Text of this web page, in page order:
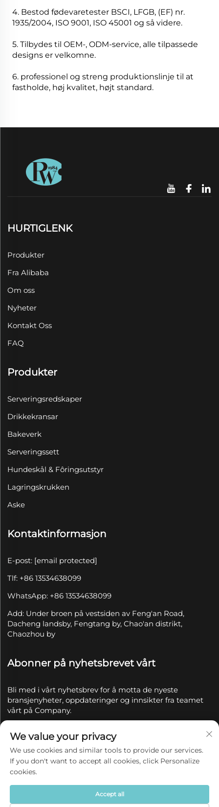
4. Bestod fødevaretester BSCI, LFGB, (EF) nr.
1935/2004, ISO 9001, ISO 45001 og så videre.
5. Tilbydes til OEM-, ODM-service, alle tilpassede
designs er velkomne.
6. professionel og streng produktionslinje til at
fastholde, høj kvalitet, højt standard.
HURTIGLENK
Produkter
Fra Alibaba
Om oss
Nyheter
Kontakt Oss
FAQ
Produkter
Serveringsredskaper
Drikkekransar
Bakeverk
Serveringssett
Hundeskål & Fôringsutstyr
Lagringskrukken
Aske
Kontaktinformasjon
E-post: [email protected]
Tlf: +86 13534638099
WhatsApp: +86 13534638099
Add: Under broen på vestsiden av Feng'an Road,
Dacheng landsby, Fengtang by, Chao'an distrikt,
Chaozhou by
Abonner på nyhetsbrevet vårt
Bli med i vårt nyhetsbrev for å motta de nyeste
bransjenyheter, oppdateringer og innsikter fra teamet
vårt på Company.
Copyright © 2025 av Chaozhou Qianyue Ceramics Co.,
Ltd.
Personvernerklæring
We value your privacy
We use cookies and similar tools to provide our services.
If you don't want to accept all cookies, click Personalize
cookies.
Accept all